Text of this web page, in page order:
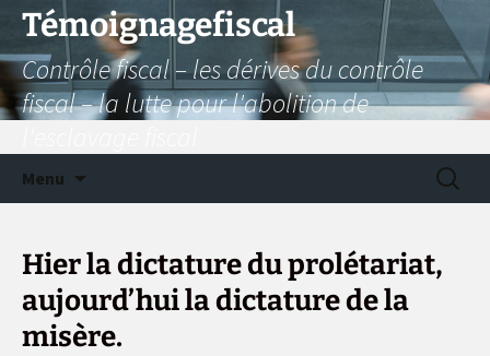
Aller
contenu
Témoignagefiscal
Contrôle fiscal – les dérives du contrôle
fiscal – la lutte pour l'abolition de
Menu
Hier la dictature du prolétariat,
aujourd’hui la dictature de la
misère.